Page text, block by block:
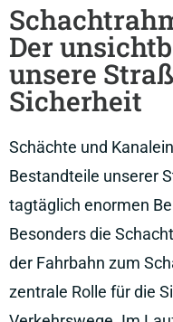
Der
unsere
Sicherheit
Schächte und
Bestandteile unserer
tagtäglich enormen
Besonders die
der Fahrbahn zum
zentrale Rolle für die